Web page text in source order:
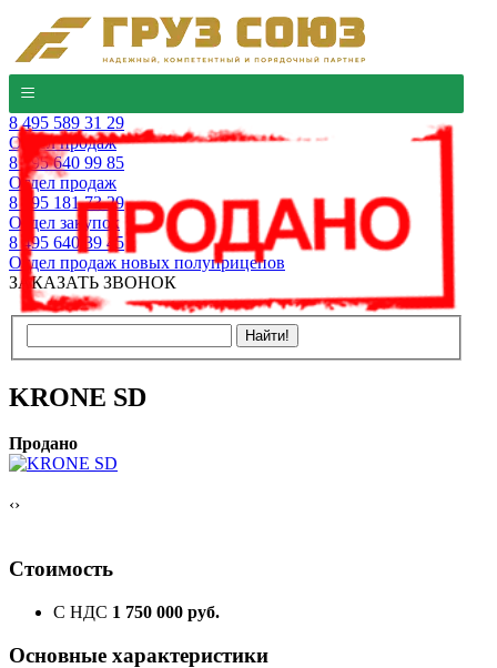
8 495 589 31 29
Отдел продаж
8 495 640 99 85
Отдел продаж
8 495 181 73 29
Отдел закупок
8 495 640 39 45
Отдел продаж новых полуприцепов
ЗАКАЗАТЬ ЗВОНОК
KRONE SD
Продано
‹›
Стоимость
С НДС 1 750 000 руб.
Основные характеристики